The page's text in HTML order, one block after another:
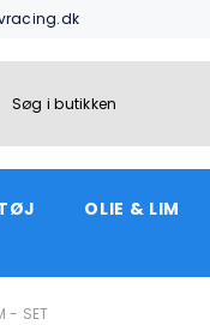
OLIE & LIM
- SET